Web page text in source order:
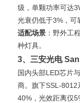
级，单颗功率可达
光衰仍低于3%，可
适配场景 ：野外工
种灯具。
3、三安光电
国内头部LED芯片
商。旗下SSL-8012
40%，光效距离仅